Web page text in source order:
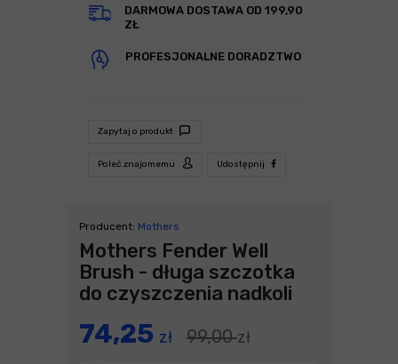
DARMOWA DOSTAWA OD 199,90
ZŁ
PROFESJONALNE DORADZTWO
Zapytaj o produkt
Poleć znajomemu Udostępnij
Producent: Mothers
Mothers Fender Well
Brush - długa szczotka
do czyszczenia nadkoli
74,25 zł 99,00zł